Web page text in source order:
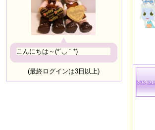
こんにちは～(*´◡｀*)
(最終ログインは3日以上)